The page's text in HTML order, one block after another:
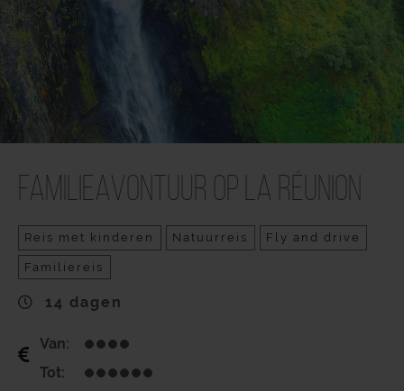
Familieavontuur op La Réunion
Reis met kinderen Natuurreis Fly and drive
Familiereis
14 dagen
Van:
Tot: